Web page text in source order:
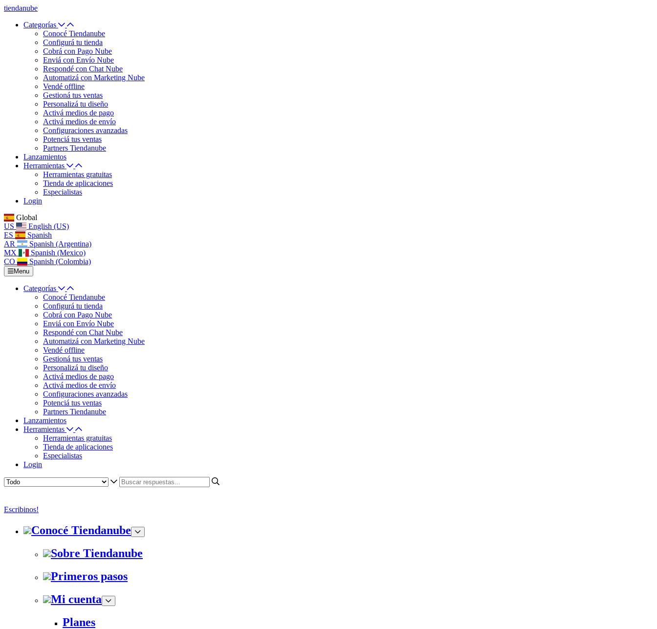
tiendanube
Categorías
Conocé Tiendanube
Configurá tu tienda
Cobrá con Pago Nube
Enviá con Envío Nube
Respondé con Chat Nube
Automatizá con Marketing Nube
Vendé offline
Gestioná tus ventas
Personalizá tu diseño
Activá medios de pago
Activá medios de envío
Configuraciones avanzadas
Potenciá tus ventas
Partners Tiendanube
Lanzamientos
Herramientas
Herramientas gratuitas
Tienda de aplicaciones
Especialistas
Login
Global
US
English (US)
ES
Spanish
AR
Spanish (Argentina)
MX
Spanish (Mexico)
CO
Spanish (Colombia)
Menu
Categorías
Conocé Tiendanube
Configurá tu tienda
Cobrá con Pago Nube
Enviá con Envío Nube
Respondé con Chat Nube
Automatizá con Marketing Nube
Vendé offline
Gestioná tus ventas
Personalizá tu diseño
Activá medios de pago
Activá medios de envío
Configuraciones avanzadas
Potenciá tus ventas
Partners Tiendanube
Lanzamientos
Herramientas
Herramientas gratuitas
Tienda de aplicaciones
Especialistas
Login
Escribinos!
Conocé Tiendanube
Sobre Tiendanube
Primeros pasos
Mi cuenta
Planes